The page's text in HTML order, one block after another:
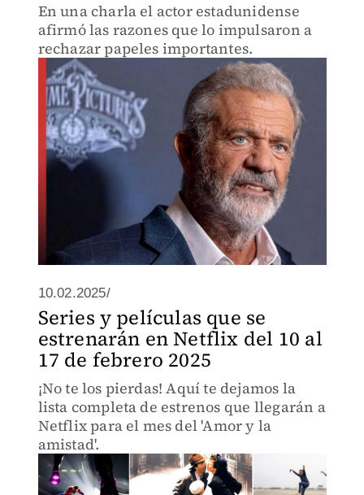
En una charla el actor estadunidense
afirmó las razones que lo impulsaron a
rechazar papeles importantes.
10.02.2025/
Series y películas que se
estrenarán en Netflix del 10 al
17 de febrero 2025
¡No te los pierdas! Aquí te dejamos la
lista completa de estrenos que llegarán a
Netflix para el mes del 'Amor y la
amistad'.